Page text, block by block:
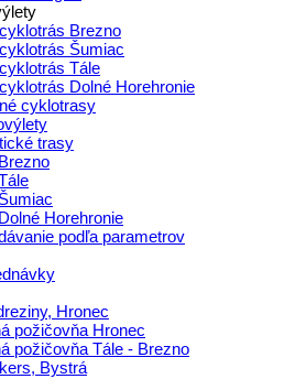
Brezno
Šumiac
Tále
Dolné Horehronie
cyklotrasy
trasy
Brezno
Šumiac
Dolné Horehronie
podľa parametrov
Hronec
požičovňa Hronec
požičovňa Tále - Brezno
Bystrá